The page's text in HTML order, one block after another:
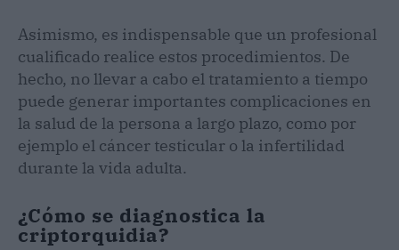
Asimismo, es indispensable que un profesional
cualificado realice estos procedimientos. De
hecho, no llevar a cabo el tratamiento a tiempo
puede generar importantes complicaciones en
la salud de la persona a largo plazo, como por
ejemplo el cáncer testicular o la infertilidad
durante la vida adulta.
¿Cómo se diagnostica la
criptorquidia?